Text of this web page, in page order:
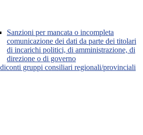
Sanzioni per mancata o incompleta
comunicazione dei dati da parte dei titolari
di incarichi politici, di amministrazione, di
direzione o di governo
gruppi consiliari regionali/provinciali